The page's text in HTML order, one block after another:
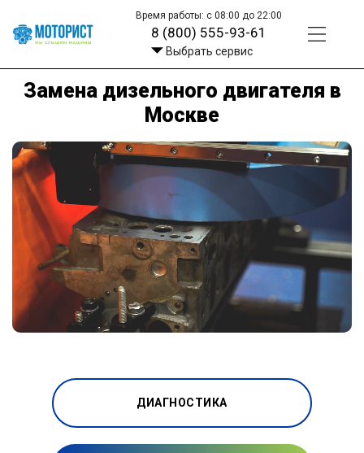
Время работы: с 08:00 до 22:00
8 (800) 555-93-61
Выбрать сервис
Замена дизельного двигателя в
Москве
ДИАГНОСТИКА